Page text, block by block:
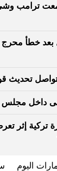
ترامب
بعد خطأ
تحديث
داخل مجلس
تركية إثر
اليوم